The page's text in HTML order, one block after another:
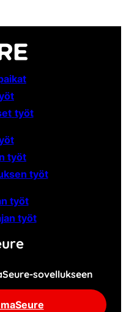
työt
työt
työt
työt
työt
sovellukseen